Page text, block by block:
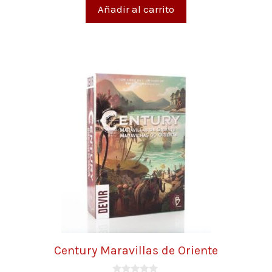
Añadir al carrito
Century Maravillas de Oriente